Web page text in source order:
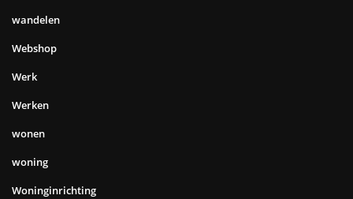
wandelen
Webshop
Werk
Werken
wonen
woning
Woninginrichting